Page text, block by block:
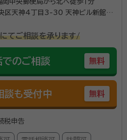
中央郵便局から北へ徒歩１分
区天神4丁目3-30 天神ビル新館2
にてご相談を承ります/
でのご相談 無料
も受付中 無料
税申告